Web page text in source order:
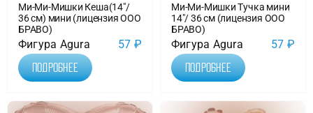
Ми-Ми-Мишки Кеша(14″/
36 см) мини (лицензия ООО
БРАВО)
Фигура Agura 57 ₽
Подробнее
Ми-Ми-Мишки Тучка мини
14″/ 36 см (лицензия ООО
БРАВО)
Фигура Agura 57 ₽
Подробнее